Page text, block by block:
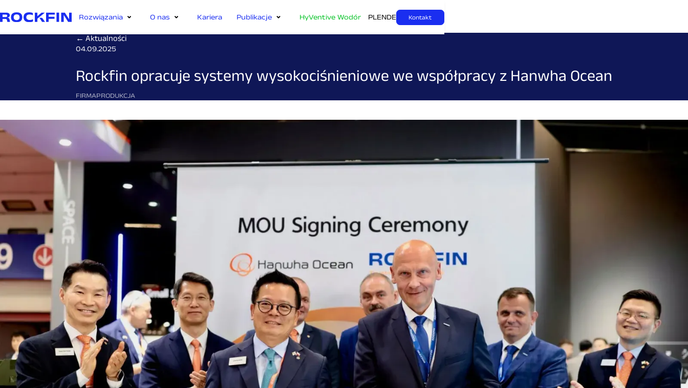
Rozwiązania O nas Kariera Publikacje HyVentive Wodór PL ENDE Kontakt
← Aktualności
04.09.2025
Rockfin opracuje systemy wysokociśnieniowe we współpracy z Hanwha Ocean
FIRMAPRODUKCJA